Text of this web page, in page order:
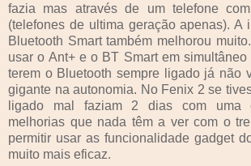
fazia mas através de um telefone
(telefones de ultima geração apenas). A
Bluetooth Smart também melhorou
usar o Ant+ e o BT Smart em
terem o Bluetooth sempre ligado já não
gigante na autonomia. No Fenix 2 se
ligado mal faziam 2 dias com uma
melhorias que nada têm a ver com o
permitir usar as funcionalidade gadget
muito mais eficaz.